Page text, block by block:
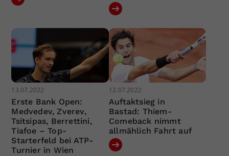
13.07.2022
Erste Bank Open:
Medvedev, Zverev,
Tsitsipas, Berrettini,
Tiafoe – Top-
Starterfeld bei ATP-
Turnier in Wien
12.07.2022
Auftaktsieg in
Bastad: Thiem-
Comeback nimmt
allmählich Fahrt auf